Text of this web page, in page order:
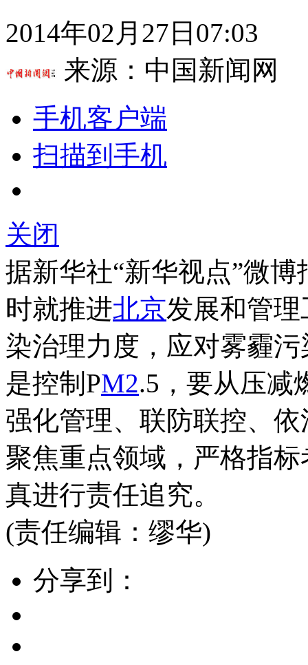
2014年02月27日07:03
来源： 中国新闻网
手机客户端
扫描到手机
关闭
据新华社“新华视点”微
时就推进北京发展和管
染治理力度，应对雾霾
是控制PM2.5，要从压减
强化管理、联防联控、
聚焦重点领域，严格指
真进行责任追究。
(责任编辑：缪华)
分享到：